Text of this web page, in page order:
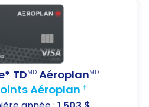
TDMD AéroplanMD
Aéroplan †